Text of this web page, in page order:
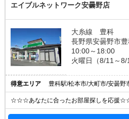
エイブルネットワーク安曇野店
大糸線 豊科
長野県安曇野市
10:00～18:00
火曜日（8/11～8/
得意エリア 豊科駅/松本市/大町市/安曇野
☆☆☆あなたに合ったお部屋探しを応援